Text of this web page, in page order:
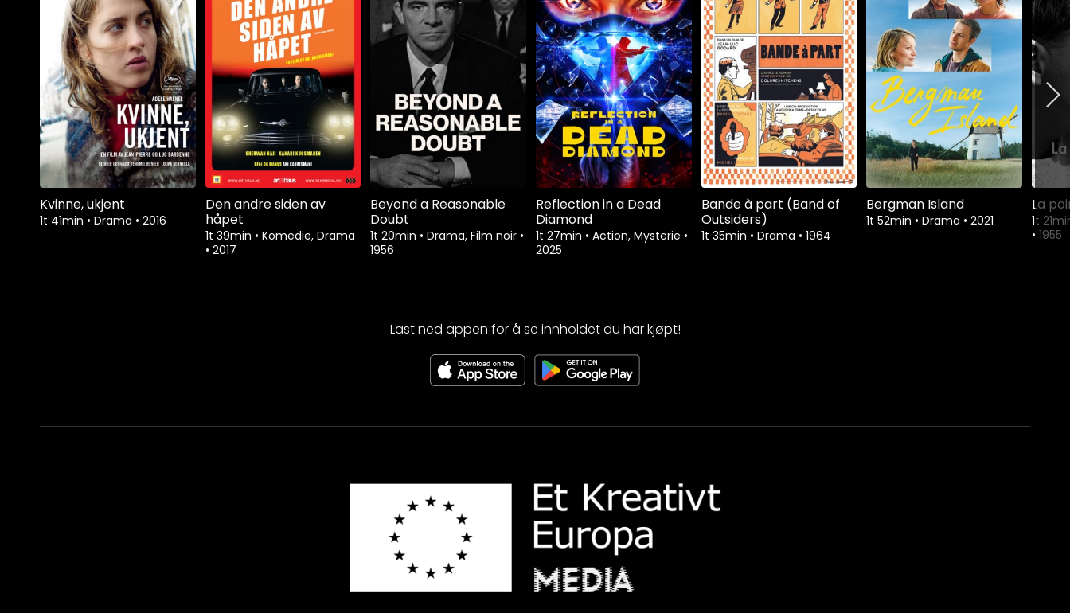
Kvinne, ukjent
1t 41min • Drama • 2016
Den andre siden av
håpet
1t 39min • Komedie, Drama
• 2017
Beyond a Reasonable
Doubt
1t 20min • Drama, Film noir •
1956
Reflection in a Dead
Diamond
1t 27min • Action, Mysterie •
2025
Bande à part (Band of
Outsiders)
1t 35min • Drama • 1964
Bergman Island
1t 52min • Drama • 2021
La
1t
• 1955
Last ned appen for å se innholdet du har kjøpt!